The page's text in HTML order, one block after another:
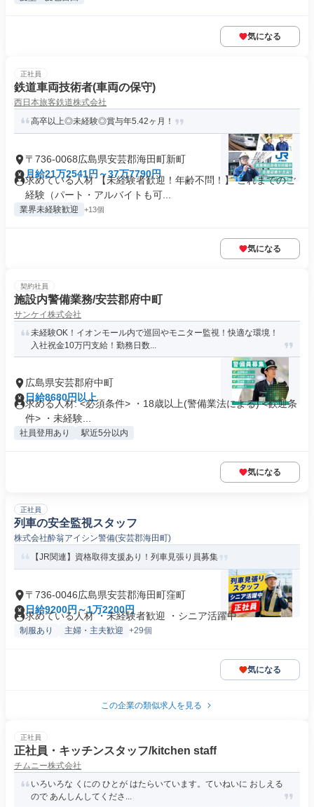
気になる
正社員
鉄道車両技術者(車両の保守)
西日本旅客鉄道株式会社
高卒以上◎未経験◎賞与年5.42ヶ月！
〒736-0068広島県安芸郡海田町新町
月給21万2541円～37万7790円
求めている人材 【未経験者歓迎！年齢不問！】 これまでのご
経験（パート・アルバイトも可...
業界未経験歓迎 +13個
気になる
契約社員
施設内警備業務/安芸郡府中町
サンケイ株式会社
未経験OK！イオンモール内で巡回やモニター監視！快適な環境！
入社祝金10万円支給！勤務日数...
広島県安芸郡府中町
日給8680円以上
求める人材: <必須条件> ・18歳以上(警備業法による) <歓迎条
件> ・未経験...
社員登用あり 駅近5分以内
気になる
正社員
列車の安全監視スタッフ
株式会社酔翁アイシン警備(安芸郡海田町)
【JR関連】資格取得支援あり！列車見張り員募集
〒736-0046広島県安芸郡海田町窪町
日給9200円～1万2200円
求めている人材 ・未経験者歓迎 ・シニア活躍中
制服あり 主婦・主夫歓迎 +29個
気になる
この企業の類似求人を見る
正社員
正社員・キッチンスタッフ/kitchen staff
チムニー株式会社
いろいろな くにの ひとが はたらいています。ていねいに おしえる
ので あんしんしてくださ...